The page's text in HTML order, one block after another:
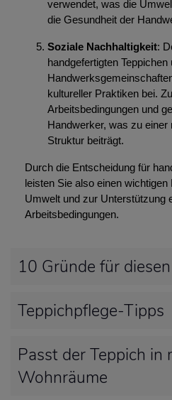
verwendet, was die
die Gesundheit der
Soziale Nachhaltigkeit:
handgefertigten
kultureller Praktiken bei.
Arbeitsbedingungen und
Handwerker, was zu einer
Struktur beiträgt.
Durch die Entscheidung für
leisten Sie also einen
Umwelt und zur Unterstützung
Arbeitsbedingungen.
10 Gründe für
Teppichpflege-Tipps
Passt der Teppich in
Wohnräume